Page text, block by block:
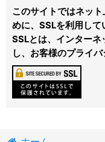
このサイトではネッ
めに、SSLを利用して
SSLとは、インター
し、お客様のプライ